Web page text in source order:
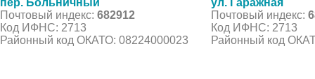
Почтовый индекс: 682912
Код ИФНС: 2713
Районный код ОКАТО: 08224000023
Почтовый индекс:
Код ИФНС: 2713
Районный код